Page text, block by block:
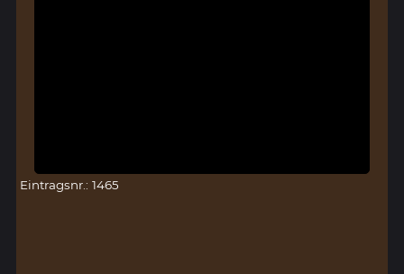
Eintragsnr.: 1465